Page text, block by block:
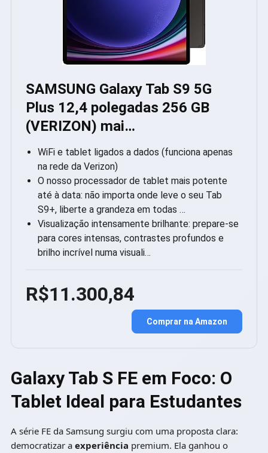
SAMSUNG Galaxy Tab S9 5G
Plus 12,4 polegadas 256 GB
(VERIZON) mai…
WiFi e tablet ligados a dados (funciona apenas
na rede da Verizon)
O nosso processador de tablet mais potente
até à data: não importa onde leve o seu Tab
S9+, liberte a grandeza em todas …
Visualização intensamente brilhante: prepare-se
para cores intensas, contrastes profundos e
brilho incrível numa visuali…
R$11.300,84
Comprar na Amazon
Galaxy Tab S FE em Foco: O
Tablet Ideal para Estudantes
A série FE da Samsung surgiu com uma proposta clara:
democratizar a experiência premium. Ela ganhou o